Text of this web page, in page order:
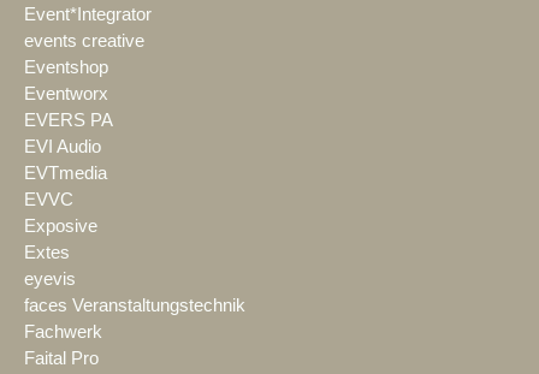
Event*Integrator
events creative
Eventshop
Eventworx
EVERS PA
EVI Audio
EVTmedia
EVVC
Exposive
Extes
eyevis
faces Veranstaltungstechnik
Fachwerk
Faital Pro